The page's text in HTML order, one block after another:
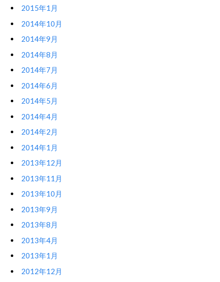
2015年1月
2014年10月
2014年9月
2014年8月
2014年7月
2014年6月
2014年5月
2014年4月
2014年2月
2014年1月
2013年12月
2013年11月
2013年10月
2013年9月
2013年8月
2013年4月
2013年1月
2012年12月